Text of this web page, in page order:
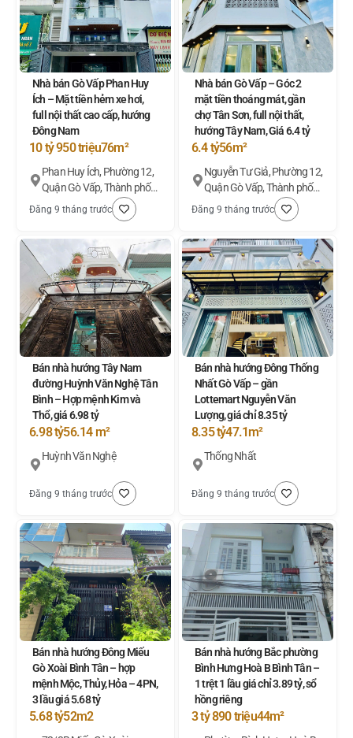
Nhà bán Gò Vấp Phan Huy
Ích – Mặt tiền hẻm xe hơi,
full nội thất cao cấp, hướng
Đông Nam
10 tỷ 950 triệu76m²
Phan Huy Ích, Phường 12,
Quận Gò Vấp, Thành phố
Hồ Chí Minh
Đăng 9 tháng trước
Nhà bán Gò Vấp – Góc 2
mặt tiền thoáng mát, gần
chợ Tân Sơn, full nội thất,
hướng Tây Nam, Giá 6.4 tỷ
6.4 tỷ56m²
Nguyễn Tư Giả, Phường 12,
Quận Gò Vấp, Thành phố
Hồ Chí Minh
Đăng 9 tháng trước
Bán nhà hướng Tây Nam
đường Huỳnh Văn Nghệ Tân
Bình – Hợp mệnh Kim và
Thổ, giá 6.98 tỷ
6.98 tỷ56.14 m²
Huỳnh Văn Nghệ
Đăng 9 tháng trước
Bán nhà hướng Đông Thống
Nhất Gò Vấp – gần
Lottemart Nguyễn Văn
Lượng, giá chỉ 8.35 tỷ
8.35 tỷ47.1m²
Thống Nhất
Đăng 9 tháng trước
Bán nhà hướng Đông Miếu
Gò Xoài Bình Tân – hợp
mệnh Mộc, Thủy, Hỏa – 4PN,
3 lầu giá 5.68 tỷ
5.68 tỷ52m2
Bán nhà hướng Bắc phường
Bình Hưng Hoà B Bình Tân –
1 trệt 1 lầu giá chỉ 3.89 tỷ, sổ
hồng riêng
3 tỷ 890 triệu44m²